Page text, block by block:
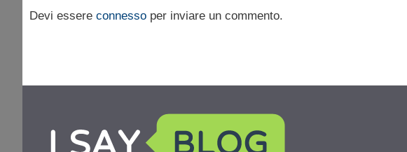
Devi essere connesso per inviare un commento.